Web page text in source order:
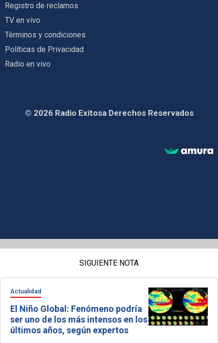
Registro de reclamos
TV en vivo
Términos y condiciones
Políticas de Privacidad
Radio en vivo
© 2026 Radio Exitosa Derechos Reservados
SIGUIENTE NOTA
Actualidad
El Niño Global: Fenómeno podría
ser uno de los más intensos en los
últimos años, según expertos